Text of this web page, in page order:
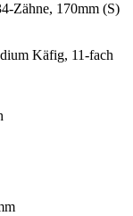
Zähne, 170mm (S)
Käfig, 11-fach